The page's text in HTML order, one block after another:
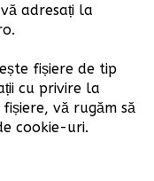
adresați la
.
fișiere de tip
cu privire la
vă rugăm să
cookie-uri.